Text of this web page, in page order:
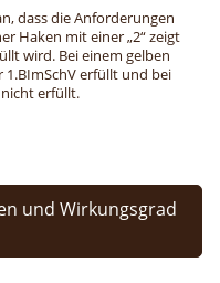
dass die Anforderungen
Haken mit einer „2“ zeigt
wird. Bei einem gelben
1.BImSchV erfüllt und bei
erfüllt.
und Wirkungsgrad